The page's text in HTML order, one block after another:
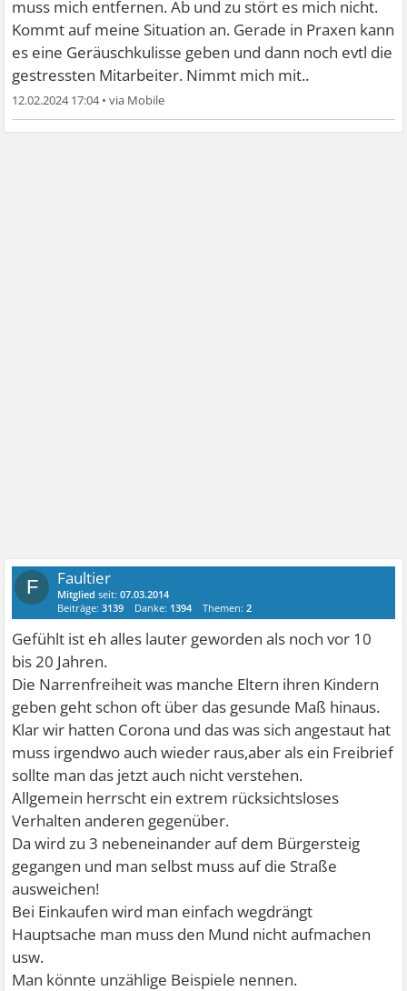
muss mich entfernen. Ab und zu stört es mich nicht.
Kommt auf meine Situation an. Gerade in Praxen kann
es eine Geräuschkulisse geben und dann noch evtl die
gestressten Mitarbeiter. Nimmt mich mit..
12.02.2024 17:04•
F Faultier
Mitglied seit:07.03.2014
Beiträge:3139 Danke: 1394 Themen:2
Gefühlt ist eh alles lauter geworden als noch vor 10
bis 20 Jahren.
Die Narrenfreiheit was manche Eltern ihren Kindern
geben geht schon oft über das gesunde Maß hinaus.
Klar wir hatten Corona und das was sich angestaut hat
muss irgendwo auch wieder raus,aber als ein Freibrief
sollte man das jetzt auch nicht verstehen.
Allgemein herrscht ein extrem rücksichtsloses
Verhalten anderen gegenüber.
Da wird zu 3 nebeneinander auf dem Bürgersteig
gegangen und man selbst muss auf die Straße
ausweichen!
Bei Einkaufen wird man einfach wegdrängt
Hauptsache man muss den Mund nicht aufmachen
usw.
Man könnte unzählige Beispiele nennen.